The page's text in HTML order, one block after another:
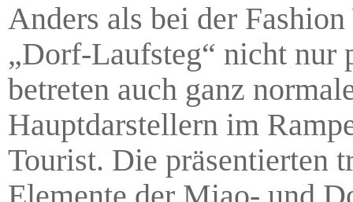
Anders als bei der
„Dorf-Laufsteg“ nicht nur
betreten auch ganz
Hauptdarstellern im
Tourist. Die präsentierten